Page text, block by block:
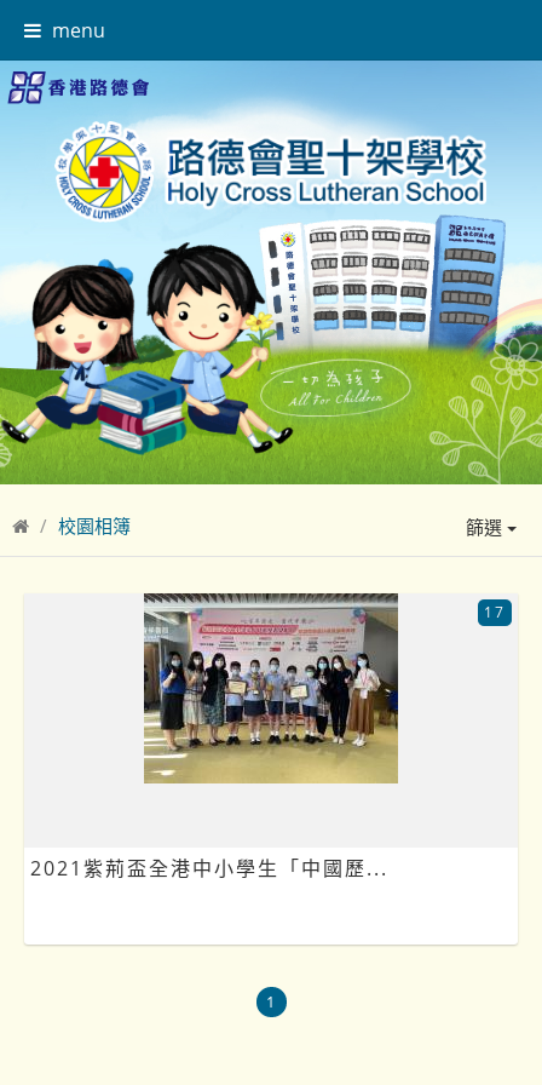
menu
校園相簿 篩選
2021紫荊盃全港中小學生「中國歷...
17
1